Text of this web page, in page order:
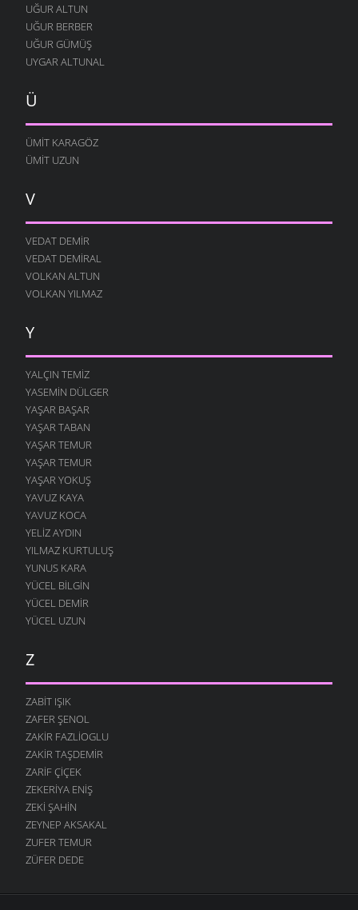
UĞUR ALTUN
UĞUR BERBER
UĞUR GÜMÜŞ
UYGAR ALTUNAL
Ü
ÜMIT KARAGÖZ
ÜMIT UZUN
V
VEDAT DEMIR
VEDAT DEMIRAL
VOLKAN ALTUN
VOLKAN YILMAZ
Y
YALÇIN TEMIZ
YASEMIN DÜLGER
YAŞAR BAŞAR
YAŞAR TABAN
YAŞAR TEMUR
YAŞAR TEMUR
YAŞAR YOKUŞ
YAVUZ KAYA
YAVUZ KOCA
YELIZ AYDIN
YILMAZ KURTULUŞ
YUNUS KARA
YÜCEL BILGIN
YÜCEL DEMIR
YÜCEL UZUN
Z
ZABIT IŞIK
ZAFER ŞENOL
ZAKIR FAZLIOGLU
ZAKIR TAŞDEMIR
ZARIF ÇIÇEK
ZEKERIYA ENIŞ
ZEKI ŞAHIN
ZEYNEP AKSAKAL
ZUFER TEMUR
ZÜFER DEDE